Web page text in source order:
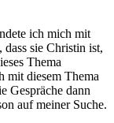
ich mich mit
sie Christin ist,
Thema
mit diesem Thema
Gespräche dann
auf meiner Suche.